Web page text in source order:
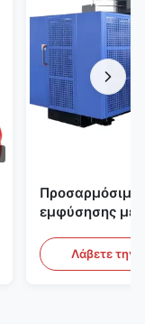
Προσαρμόσιμη
εμφύσησης με
Αυτόματος
εμφύσησης
Λάβετε την